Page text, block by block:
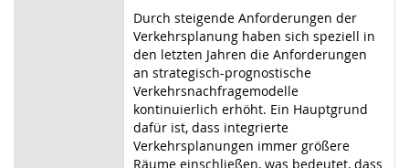
Durch steigende Anforderungen der
Verkehrsplanung haben sich speziell in
den letzten Jahren die Anforderungen
an strategisch-prognostische
Verkehrsnachfragemodelle
kontinuierlich erhöht. Ein Hauptgrund
dafür ist, dass integrierte
Verkehrsplanungen immer größere
Räume einschließen, was bedeutet, dass